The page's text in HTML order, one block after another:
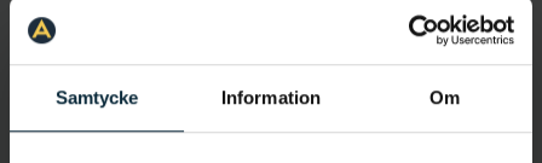
Samtycke Information Om